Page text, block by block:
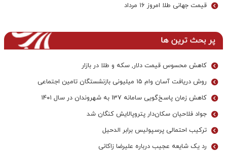
قیمت جهانی طلا امروز ۱۶ مرداد
پر بحث ترین ها
کاهش محسوس قیمت دلار, سکه و طلا در بازار
روش دریافت آسان وام ۱۵ میلیونی بازنشستگان تامین اجتماعی
کاهش زمان پاسخ‌گویی سامانه 137 به شهروندان در سال ۱۴۰۱
جواد فلاحیان سکان‌دار پتروپالایش کنگان شد
ترکیب احتمالی پرسپولیس برابر الدحیل
رد یک شایعه عجیب درباره علیرضا زاکانی